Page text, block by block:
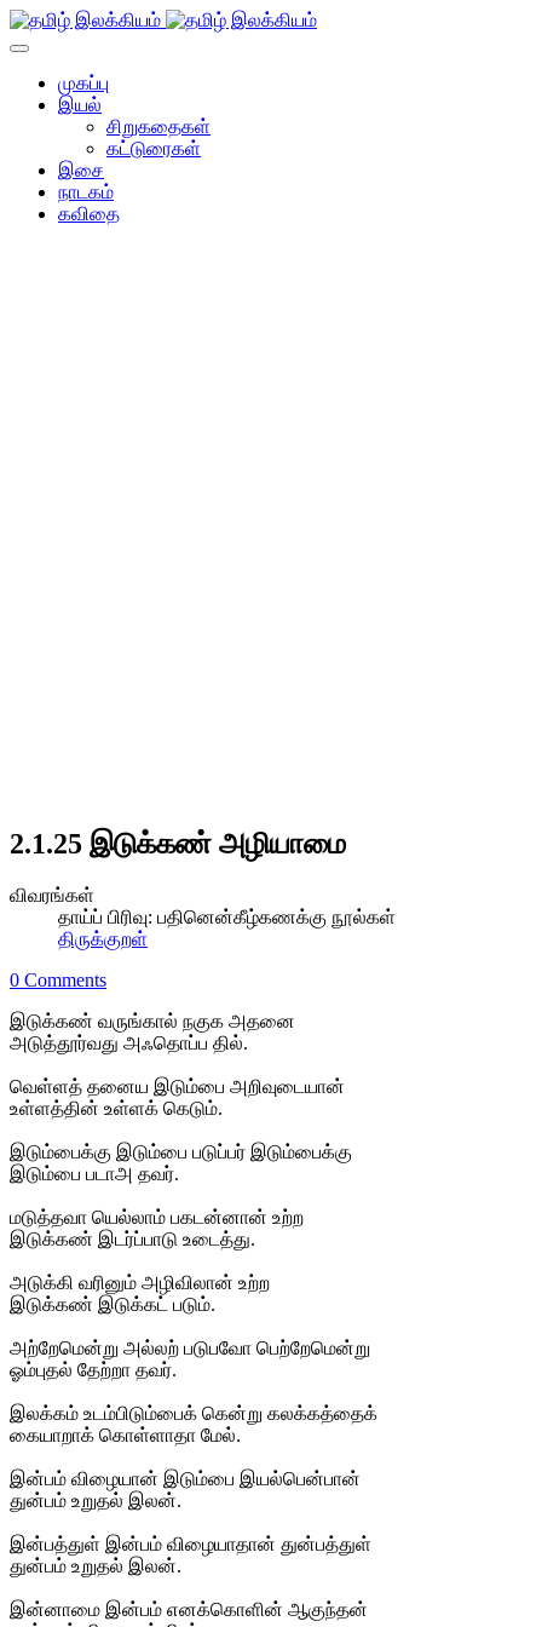
முகப்பு
இயல்
சிறுகதைகள்
கட்டுரைகள்
இசை
நாடகம்
கவிதை
2.1.25 இடுக்கண் அழியாமை
விவரங்கள்
தாய்ப் பிரிவு: பதினென்கீழ்கணக்கு நூல்கள்
திருக்குறள்
0 Comments
இடுக்கண் வருங்கால் நகுக அதனை
அடுத்தூர்வது அஃதொப்ப தில்.
வெள்ளத் தனைய இடும்பை அறிவுடையான்
உள்ளத்தின் உள்ளக் கெடும்.
இடும்பைக்கு இடும்பை படுப்பர் இடும்பைக்கு
இடும்பை படாஅ தவர்.
மடுத்தவா யெல்லாம் பகடன்னான் உற்ற
இடுக்கண் இடர்ப்பாடு உடைத்து.
அடுக்கி வரினும் அழிவிலான் உற்ற
இடுக்கண் இடுக்கட் படும்.
அற்றேமென்று அல்லற் படுபவோ பெற்றேமென்று
ஓம்புதல் தேற்றா தவர்.
இலக்கம் உடம்பிடும்பைக் கென்று கலக்கத்தைக்
கையாறாக் கொள்ளாதா மேல்.
இன்பம் விழையான் இடும்பை இயல்பென்பான்
துன்பம் உறுதல் இலன்.
இன்பத்துள் இன்பம் விழையாதான் துன்பத்துள்
துன்பம் உறுதல் இலன்.
இன்னாமை இன்பம் எனக்கொளின் ஆகுந்தன்